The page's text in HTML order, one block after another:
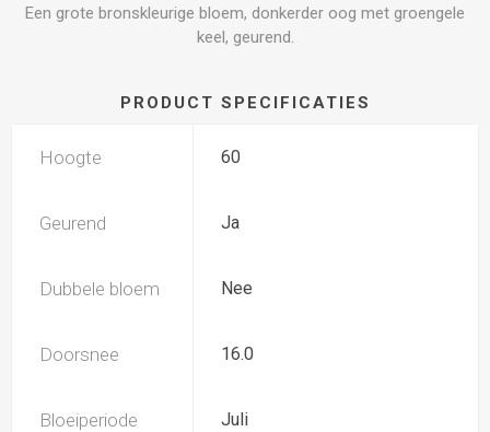
Een grote bronskleurige bloem, donkerder oog met groengele
keel, geurend.
PRODUCT SPECIFICATIES
Hoogte 60
Geurend Ja
Dubbele bloem Nee
Doorsnee 16.0
Bloeiperiode Juli